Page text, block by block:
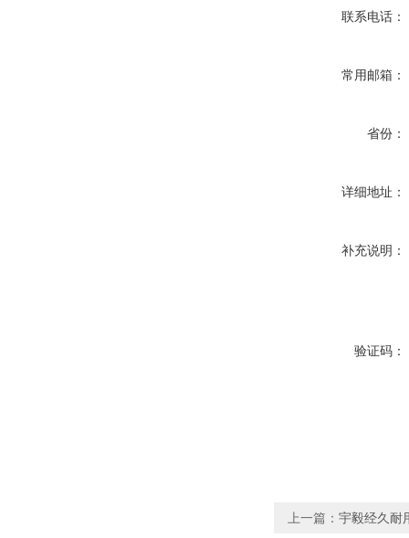
联系电话：
常用邮箱：
省份：
详细地址：
补充说明：
验证码：
上一篇： 宇毅经久耐